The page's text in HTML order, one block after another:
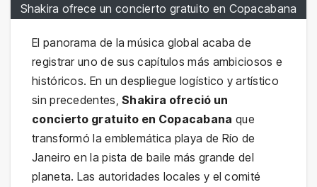
Shakira ofrece un concierto gratuito en Copacabana
El panorama de la música global acaba de
registrar uno de sus capítulos más ambiciosos e
históricos. En un despliegue logístico y artístico
sin precedentes,Shakira ofreció un
concierto gratuito en Copacabana que
transformó la emblemática playa de Río de
Janeiro en la pista de baile más grande del
planeta. Las autoridades locales y el comité